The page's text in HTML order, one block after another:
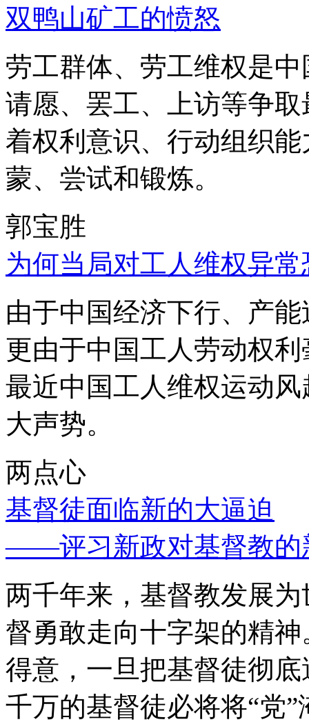
双鸭山矿工的愤怒
劳工群体、劳工维权是
请愿、罢工、上访等争
着权利意识、行动组织
蒙、尝试和锻炼。
郭宝胜
为何当局对工人维权异
由于中国经济下行、产
更由于中国工人劳动权
最近中国工人维权运动
大声势。
两点心
基督徒面临新的大逼迫
——评习新政对基督教的
两千年来，基督教发展
督勇敢走向十字架的精
得意，一旦把基督徒彻
千万的基督徒必将将“党”